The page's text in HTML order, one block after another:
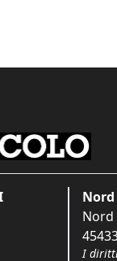
Nord
I diritti